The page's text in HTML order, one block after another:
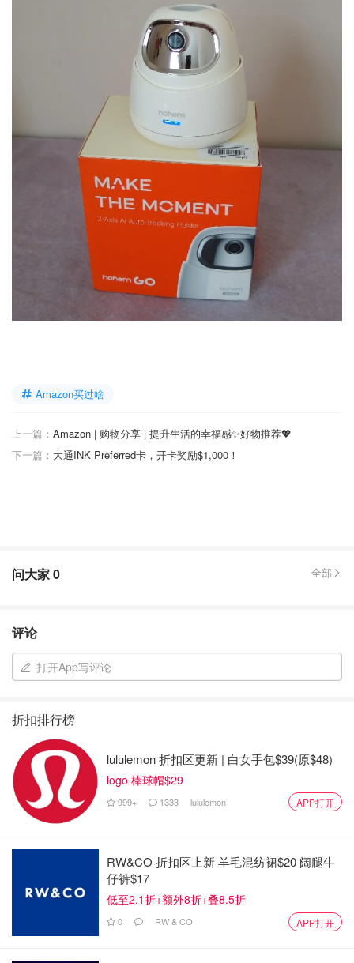
Amazon买过啥
上一篇： Amazon | 购物分享 | 提升生活的幸福感✨好物推荐💖
下一篇： 大通INK Preferred卡，开卡奖励$1,000！
问大家0 全部
评论
打开App写评论
折扣排行榜
lululemon 折扣区更新 | 白女手包$39(原$48)
logo 棒球帽$29
999+ 1333 lululemon APP打开
RW&CO 折扣区上新 羊毛混纺裙$20 阔腿牛
仔裤$17
低至2.1折+额外8折+叠8.5折
0 RW & CO APP打开